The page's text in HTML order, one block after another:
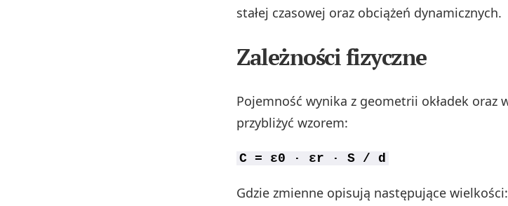
stałej czasowej oraz obciążeń dynamicznych.
Zależności fizyczne
Pojemność wynika z geometrii okładek oraz
przybliżyć wzorem:
C = ε0 · εr · S / d
Gdzie zmienne opisują następujące wielkości: